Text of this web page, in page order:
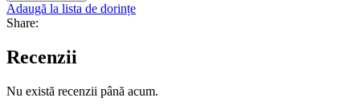
Adaugă la lista de dorințe
Share:
Recenzii
Nu există recenzii până acum.